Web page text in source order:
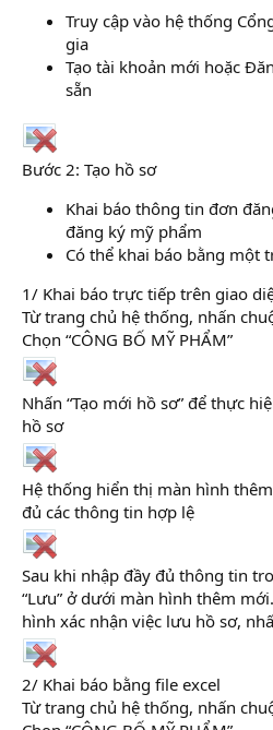
Truy cập vào hệ thống
gia
Tạo tài khoản mới hoặc
sẵn
Bước 2: Tạo hồ sơ
Khai báo thông tin đơn
đăng ký mỹ phẩm
Có thể khai báo bằng một
1/ Khai báo trực tiếp trên giao
Từ trang chủ hệ thống, nhấn
Chọn “CÔNG BỐ MỸ PHẨM”
Nhấn “Tạo mới hồ sơ” để thực
hồ sơ
Hệ thống hiển thị màn hình
đủ các thông tin hợp lệ
Sau khi nhập đầy đủ thông tin
“Lưu” ở dưới màn hình thêm
hình xác nhận việc lưu hồ sơ,
2/ Khai báo bằng file excel
Từ trang chủ hệ thống, nhấn